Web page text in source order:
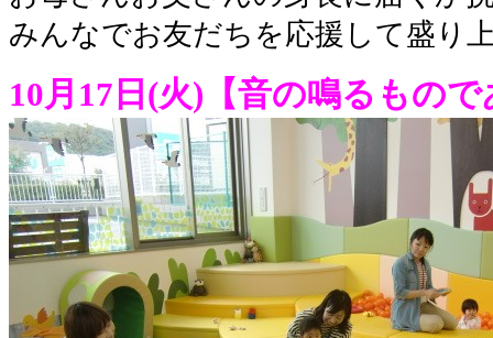
みんなでお友だちを応援して盛り
10月17日(火)【音の鳴るもの